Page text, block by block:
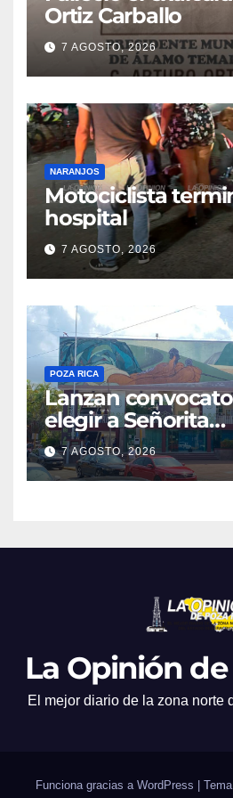
Ortiz Carballo
7 AGOSTO, 2026
NARANJOS
Motociclista
hospital
7 AGOSTO, 2026
POZA RICA
Lanzan
elegir a Señorita
Independencia,
Libertad 2026
7 AGOSTO, 2026
La Opinión de
El mejor diario de la zona norte
Funciona gracias a WordPress